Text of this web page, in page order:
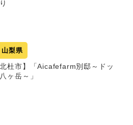
山梨県
北杜市】「Aicafefarm別邸～ドッ
ヶ岳～」